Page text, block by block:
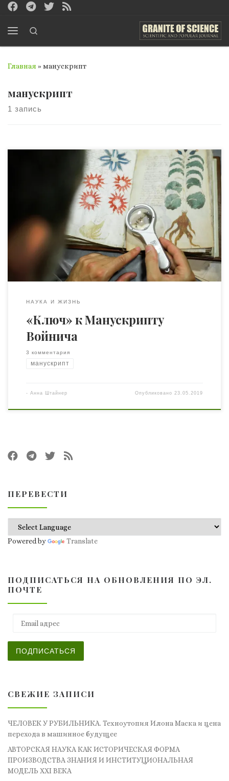
Перейти к содержимому
Главная » манускрипт
манускрипт
1 запись
Одной из самых известных и загадочных древних книг,
над разгадкой тайны которой мировые умы бьются не
одно столетие, является Манускрипт Войнича. Интрига
заключается в том, что время написания этой книги, ее
автор и язык, на котором написана рукопись,
неизвестны до сегодняшнего дня. Существует огромное
количество гипотез и теорий ее происхождения, […]
НАУКА И ЖИЗНЬ
«Ключ» к Манускрипту
Войнича
3 комментария
манускрипт
- Анна Штайнер Опубликовано23.05.2019
ПЕРЕВЕСТИ
Powered by Translate
ПОДПИСАТЬСЯ НА ОБНОВЛЕНИЯ ПО ЭЛ.
ПОЧТЕ
ПОДПИСАТЬСЯ
СВЕЖИЕ ЗАПИСИ
ЧЕЛОВЕК У РУБИЛЬНИКА. Техноутопия Илона Маска и цена
перехода в машинное будущее
АВТОРСКАЯ НАУКА КАК ИСТОРИЧЕСКАЯ ФОРМА
ПРОИЗВОДСТВА ЗНАНИЯ И ИНСТИТУЦИОНАЛЬНАЯ
МОДЕЛЬ XXI ВЕКА